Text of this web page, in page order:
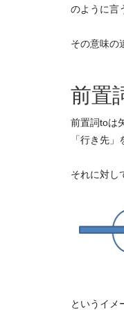
のように言
その意味の
前置
前置詞toは
「行き先
それに対し
というイメ